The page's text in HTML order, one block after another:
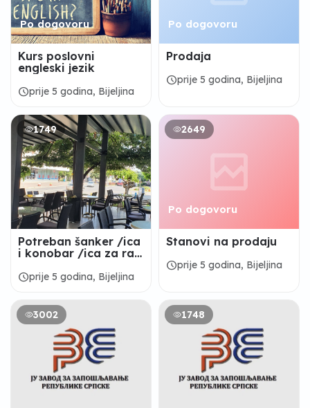
Po dogovoru
Kurs poslovni
engleski jezik
scheduleprije 5 godina, Bijeljina
Po dogovoru
Prodaja
scheduleprije 5 godina, Bijeljina
1749
Potreban šanker /ica
i konobar /ica za rad
scheduleprije 5 godina, Bijeljina
2649
Po dogovoru
Stanovi na prodaju
scheduleprije 5 godina, Bijeljina
3002 1748